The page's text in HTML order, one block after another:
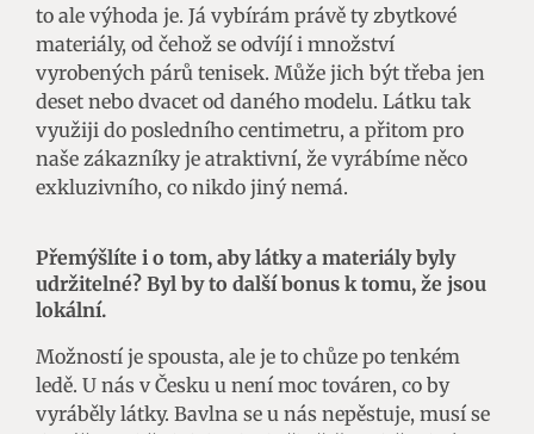
to ale výhoda je. Já vybírám právě ty zbytkové
materiály, od čehož se odvíjí i množství
vyrobených párů tenisek. Může jich být třeba jen
deset nebo dvacet od daného modelu. Látku tak
využiji do posledního centimetru, a přitom pro
naše zákazníky je atraktivní, že vyrábíme něco
exkluzivního, co nikdo jiný nemá.
Přemýšlíte i o tom, aby látky a materiály byly
udržitelné? Byl by to další bonus k tomu, že jsou
lokální.
Možností je spousta, ale je to chůze po tenkém
ledě. U nás v Česku u není moc továren, co by
vyráběly látky. Bavlna se u nás nepěstuje, musí se